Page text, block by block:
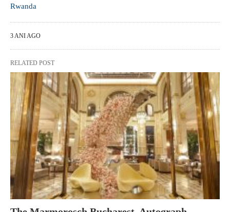
Rwanda
3 ANI AGO
RELATED POST